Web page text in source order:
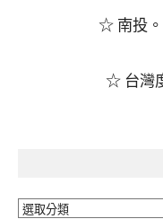
☆ 南投
☆ 台灣
分